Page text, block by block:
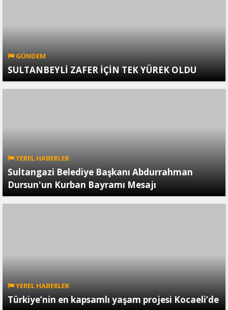
GÜNDEM
SULTANBEYLİ ZAFER İÇİN TEK YÜREK OLDU
YEREL HABERLER
Sultangazi Belediye Başkanı Abdurrahman
Dursun'un Kurban Bayramı Mesajı
YEREL HABERLER
Türkiye’nin en kapsamlı yaşam projesi Kocaeli’de